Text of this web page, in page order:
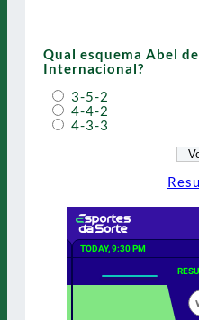
Qual esquema Abel
Internacional?
3-5-2
4-4-2
4-3-3